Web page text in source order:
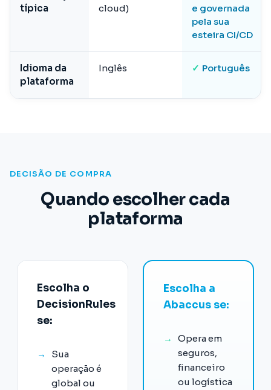
típica
cloud)
e governada
pela sua
esteira CI/CD
Idioma da
plataforma
Inglês ✓ Português
DECISÃO DE COMPRA
Quando escolher cada
plataforma
Escolha o
DecisionRules
se:
→
Sua
operação é
global ou
Escolha a
Abaccus se:
→
Opera em
seguros,
financeiro
ou logística